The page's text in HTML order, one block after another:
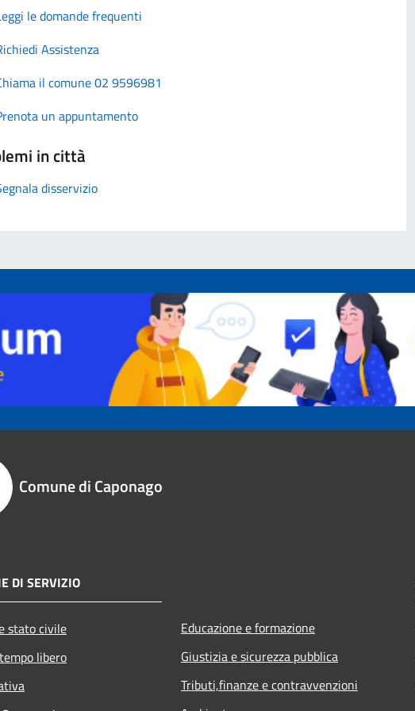
le domande frequenti
Assistenza
il comune 02 9596981
un appuntamento
in città
disservizio
Comune di Caponago
DI SERVIZIO
stato civile
libero
Educazione e formazione
Giustizia e sicurezza pubblica
Tributi,finanze e contravvenzioni